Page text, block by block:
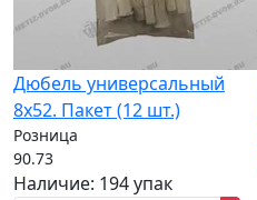
Дюбель универсальный
8x52. Пакет (12 шт.)
Розница
90.73
Наличие: 194 упак